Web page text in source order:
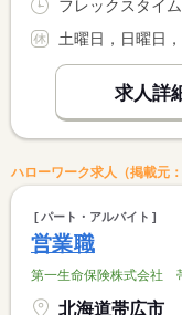
フレックスタイ
土曜日，日曜日
求人詳
ハローワーク求人（掲載元
パート・アルバイト
営業職
第一生命保険株式会社
北海道帯広市